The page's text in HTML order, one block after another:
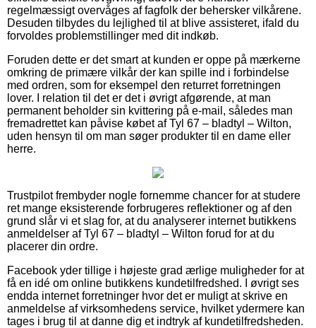
regelmæssigt overvåges af fagfolk der behersker vilkårene.
Desuden tilbydes du lejlighed til at blive assisteret, ifald du
forvoldes problemstillinger med dit indkøb.
Foruden dette er det smart at kunden er oppe på mærkerne
omkring de primære vilkår der kan spille ind i forbindelse
med ordren, som for eksempel den returret forretningen
lover. I relation til det er det i øvrigt afgørende, at man
permanent beholder sin kvittering på e-mail, således man
fremadrettet kan påvise købet af Tyl 67 – bladtyl – Wilton,
uden hensyn til om man søger produkter til en dame eller
herre.
Trustpilot frembyder nogle fornemme chancer for at studere
ret mange eksisterende forbrugeres reflektioner og af den
grund slår vi et slag for, at du analyserer internet butikkens
anmeldelser af Tyl 67 – bladtyl – Wilton forud for at du
placerer din ordre.
Facebook yder tillige i højeste grad ærlige muligheder for at
få en idé om online butikkens kundetilfredshed. I øvrigt ses
endda internet forretninger hvor det er muligt at skrive en
anmeldelse af virksomhedens service, hvilket ydermere kan
tages i brug til at danne dig et indtryk af kundetilfredsheden.